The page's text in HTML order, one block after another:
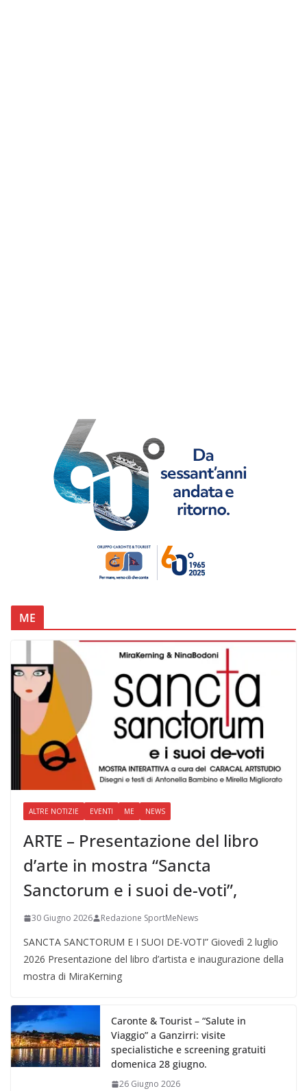
ME
ALTRE NOTIZIE EVENTI ME NEWS
ARTE – Presentazione del libro
d’arte in mostra “Sancta
Sanctorum e i suoi de-voti”,
30 Giugno 2026 Redazione SportMeNews
SANCTA SANCTORUM E I SUOI DE-VOTI” Giovedì 2 luglio
2026 Presentazione del libro d’artista e inaugurazione della
mostra di MiraKerning
Caronte & Tourist – “Salute in
Viaggio” a Ganzirri: visite
specialistiche e screening gratuiti
domenica 28 giugno.
26 Giugno 2026